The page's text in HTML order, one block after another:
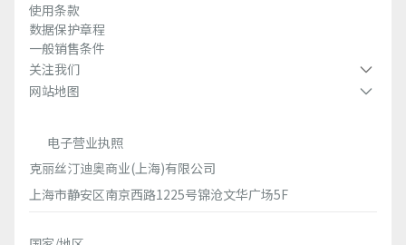
使用条款
数据保护章程
一般销售条件
关注我们
网站地图
电子营业执照
克丽丝汀迪奥商业(上海)有限公司
上海市静安区南京西路1225号锦沧文华广场5F